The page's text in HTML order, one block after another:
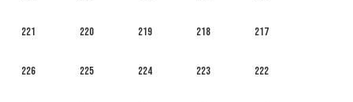
217
218
219
220
221
222
223
224
225
226